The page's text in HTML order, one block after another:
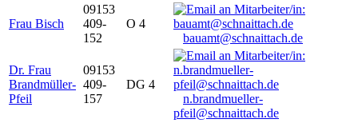
Frau Bisch
09153
409-
152
O 4
bauamt@schnaittach.de
Dr. Frau
Brandmüller-
Pfeil
09153
409-
157
DG 4
n.brandmueller-
pfeil@schnaittach.de